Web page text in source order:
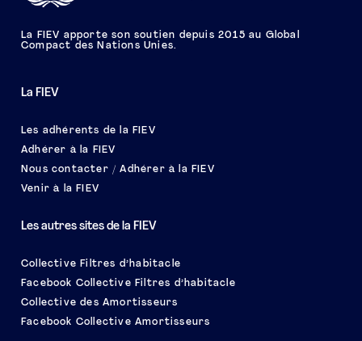
La FIEV
Les adhérents de la FIEV
Adhérer à la FIEV
Nous contacter / Adhérer à la FIEV
Venir à la FIEV
Les autres sites de la FIEV
Collective Filtres d’habitacle
Facebook Collective Filtres d’habitacle
Collective des Amortisseurs
Facebook Collective Amortisseurs
La FIEV apporte son soutien depuis 2015 au Global
Compact des Nations Unies.